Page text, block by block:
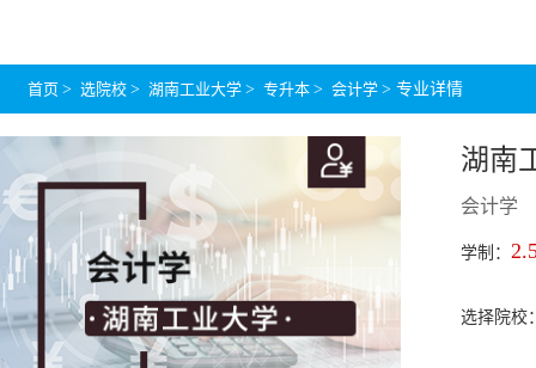
首页 > 选院校 > 湖南工业大学 > 专升本 > 会计学 > 专业详情
湖南
会计学
学制：
选择院校